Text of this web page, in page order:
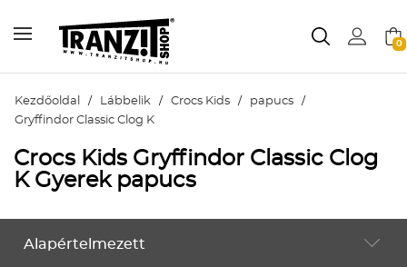
0
Kezdőoldal / Lábbelik / Crocs Kids / papucs /
Gryffindor Classic Clog K
Crocs Kids Gryffindor Classic Clog
K Gyerek papucs
LÁBBELIK
Alapértelmezett